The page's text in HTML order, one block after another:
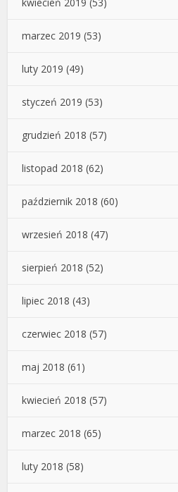
marzec 2019 (53)
luty 2019 (49)
styczeń 2019 (53)
grudzień 2018 (57)
listopad 2018 (62)
październik 2018 (60)
wrzesień 2018 (47)
sierpień 2018 (52)
lipiec 2018 (43)
czerwiec 2018 (57)
maj 2018 (61)
kwiecień 2018 (57)
marzec 2018 (65)
luty 2018 (58)